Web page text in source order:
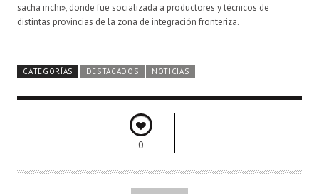
sacha inchi», donde fue socializada a productores y técnicos de
distintas provincias de la zona de integración fronteriza.
CATEGORÍAS DESTACADOS NOTICIAS
0